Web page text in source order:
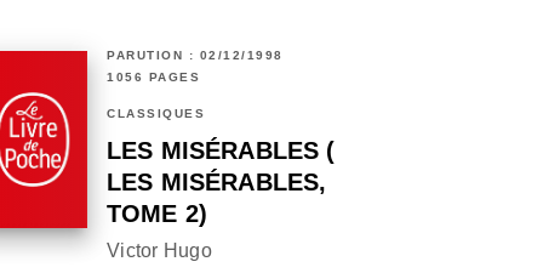
PARUTION : 02/12/1998
1056 PAGES
CLASSIQUES
LES MISÉRABLES (
LES MISÉRABLES,
TOME 2)
Victor Hugo